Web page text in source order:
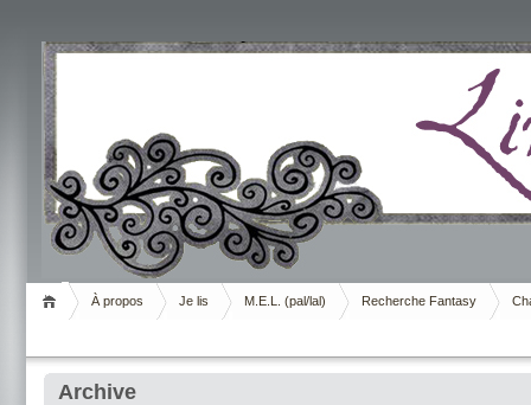
Livrement
À propos Je lis M.E.L. (pal/lal) Recherche Fantasy
Archive